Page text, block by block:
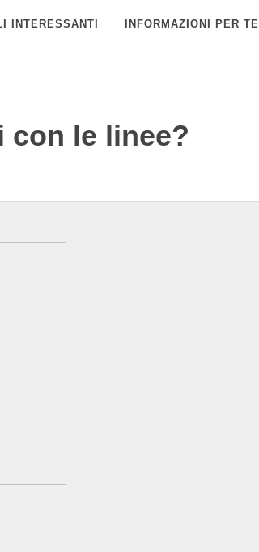
INTERESSANTI INFORMAZIONI PER TE
con le linee?